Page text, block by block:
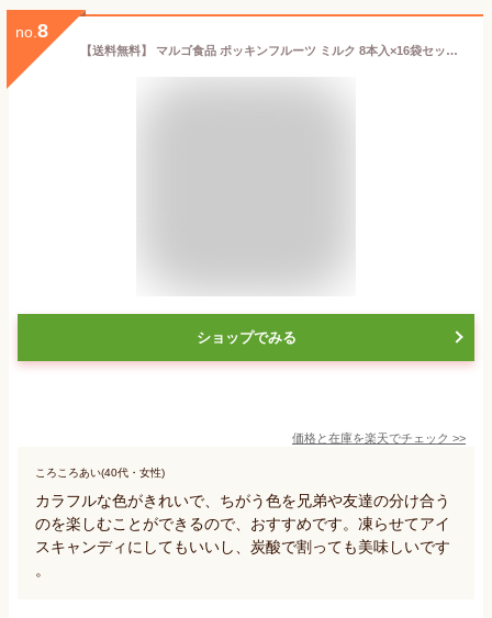
no. 8
【送料無料】 マルゴ食品 ポッキンフルーツ ミルク 8本入×16袋セット 食品 アイス ポッキンアイス シャーベット 子供 おやつ 棒ジュース【のし・包装不可】
ショップでみる
価格と在庫を楽天でチェック >>
ころころあい(40代・女性)
カラフルな色がきれいで、ちがう色を兄弟や友達の分け合う
のを楽しむことができるので、おすすめです。凍らせてアイ
スキャンディにしてもいいし、炭酸で割っても美味しいです
。